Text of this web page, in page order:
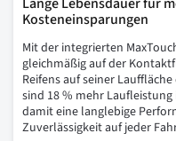
Kosteneinsparungen
Mit der integrierten
gleichmäßig auf der
Reifens auf seiner
sind 18 % mehr
damit eine langlebige
Zuverlässigkeit auf jeder